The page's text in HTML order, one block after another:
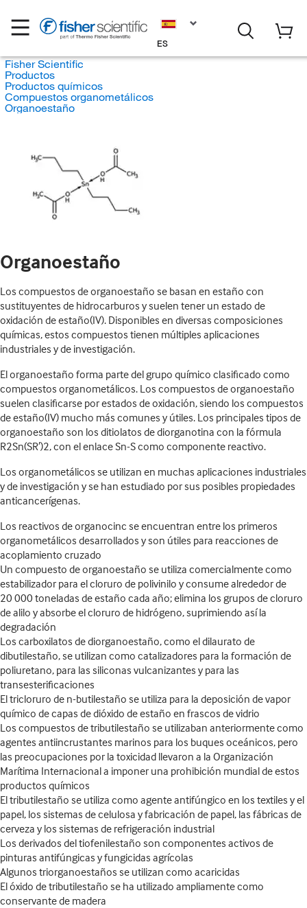
ES
Fisher Scientific
Productos
Productos químicos
Compuestos organometálicos
Organoestaño
Organoestaño
Los compuestos de organoestaño se basan en estaño con
sustituyentes de hidrocarburos y suelen tener un estado de
oxidación de estaño(IV). Disponibles en diversas composiciones
químicas, estos compuestos tienen múltiples aplicaciones
industriales y de investigación.
El organoestaño forma parte del grupo químico clasificado como
compuestos organometálicos. Los compuestos de organoestaño
suelen clasificarse por estados de oxidación, siendo los compuestos
de estaño(IV) mucho más comunes y útiles. Los principales tipos de
organoestaño son los ditiolatos de diorganotina con la fórmula
R2Sn(SR′)2, con el enlace Sn-S como componente reactivo.
Los organometálicos se utilizan en muchas aplicaciones industriales
y de investigación y se han estudiado por sus posibles propiedades
anticancerígenas.
Los reactivos de organocinc se encuentran entre los primeros
organometálicos desarrollados y son útiles para reacciones de
acoplamiento cruzado
Un compuesto de organoestaño se utiliza comercialmente como
estabilizador para el cloruro de polivinilo y consume alrededor de
20 000 toneladas de estaño cada año; elimina los grupos de cloruro
de alilo y absorbe el cloruro de hidrógeno, suprimiendo así la
degradación
Los carboxilatos de diorganoestaño, como el dilaurato de
dibutilestaño, se utilizan como catalizadores para la formación de
poliuretano, para las siliconas vulcanizantes y para las
transesterificaciones
El tricloruro de n-butilestaño se utiliza para la deposición de vapor
químico de capas de dióxido de estaño en frascos de vidrio
Los compuestos de tributilestaño se utilizaban anteriormente como
agentes antiincrustantes marinos para los buques oceánicos, pero
las preocupaciones por la toxicidad llevaron a la Organización
Marítima Internacional a imponer una prohibición mundial de estos
productos químicos
El tributilestaño se utiliza como agente antifúngico en los textiles y el
papel, los sistemas de celulosa y fabricación de papel, las fábricas de
cerveza y los sistemas de refrigeración industrial
Los derivados del tiofenilestaño son componentes activos de
pinturas antifúngicas y fungicidas agrícolas
Algunos triorganoestaños se utilizan como acaricidas
El óxido de tributilestaño se ha utilizado ampliamente como
conservante de madera